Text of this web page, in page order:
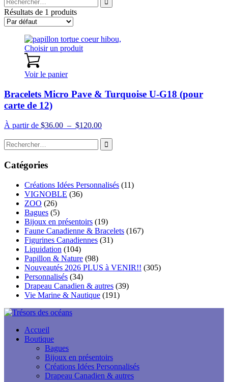
pour
:
Résultats de 1 produits
Choisir un produit
Voir le panier
Bracelets Micro Pave & Turquoise U-G18 (pour
carte de 12)
À partir de $36.00 – $120.00Plage
prix :
$36.00
Recherche
pour
:Catégories
Créations Idées Personnalisés (11)
VIGNOBLE (36)
ZOO (26)
Bagues (5)
Bijoux en présentoirs (19)
Faune Canadienne & Bracelets (167)
Figurines Canadiennes (31)
Liquidation (104)
Papillon & Nature (98)
Nouveautés 2026 PLUS à VENIR!! (305)
Personnalisés (34)
Drapeau Canadien & autres (39)
Vie Marine & Nautique (191)
Accueil
Boutique
Bagues
Bijoux en présentoirs
Créations Idées Personnalisés
Drapeau Canadien & autres